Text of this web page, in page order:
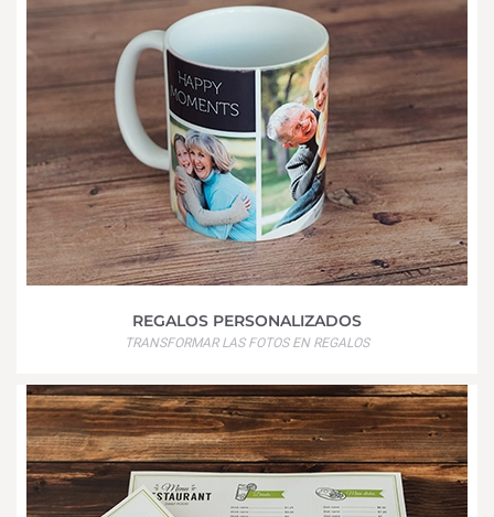
REGALOS PERSONALIZADOS
TRANSFORMAR LAS FOTOS EN REGALOS